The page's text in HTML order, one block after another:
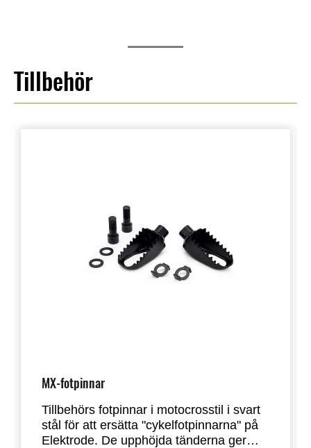
Tillbehör
MX-fotpinnar
Tillbehörs fotpinnar i motocrosstil i svart
stål för att ersätta "cykelfotpinnarna" på
Elektrode. De upphöjda tänderna ger